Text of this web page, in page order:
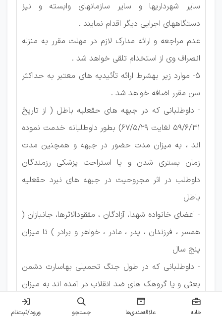
سایر شهرداریها و سایر سازمانهای وابسته و نیز
دستگاههای اجرایی دیگر اقدام نمایند .
عدم مراجعه و ارائه مدارک لازم در مهلت مقرر به منزله
انصراف وی از استخدام تلقی خواهد شد .
5- موارد زیر بهشرط ارائه تأئیدیه های معتبر به حداکثر
سن مقرر اضافه خواهد شد .
- داوطلبانی که در جبهه های حقعلیه باطل ( از تاریخ
59/6/31 لغایت 67/5/29) بطور داوطلبانه خدمت نموده
اند ، به میزان مدت حضور در جبهه و همچنین مدت
زمان بستری شدن و یا استراحت پزشکی رزمندگان
داوطلب در اثر مجروحیت در جبهه های نبرد حقعلیه
باطل
- اعضای خانواده شهدا، آزادگان ، مفقودالاثرها، جانبازان (
همسر ، فرزندان ، پدر ، مادر ، خواهر و برادر ) تا میزان
پنج سال
- داوطلبانی که در طول جنگ تحمیلی بهاسارت دشمن
بعثی و یا گروهک های ضد انقلاب در آمده اند به میزان
مدت اسارت و حضور در جبهه .
- داوطلبانی که به صورت غیر رسمی و تمام وقت در
خانه علاقه‌مندی‌ها جستجو ورود/ثبت‌نام